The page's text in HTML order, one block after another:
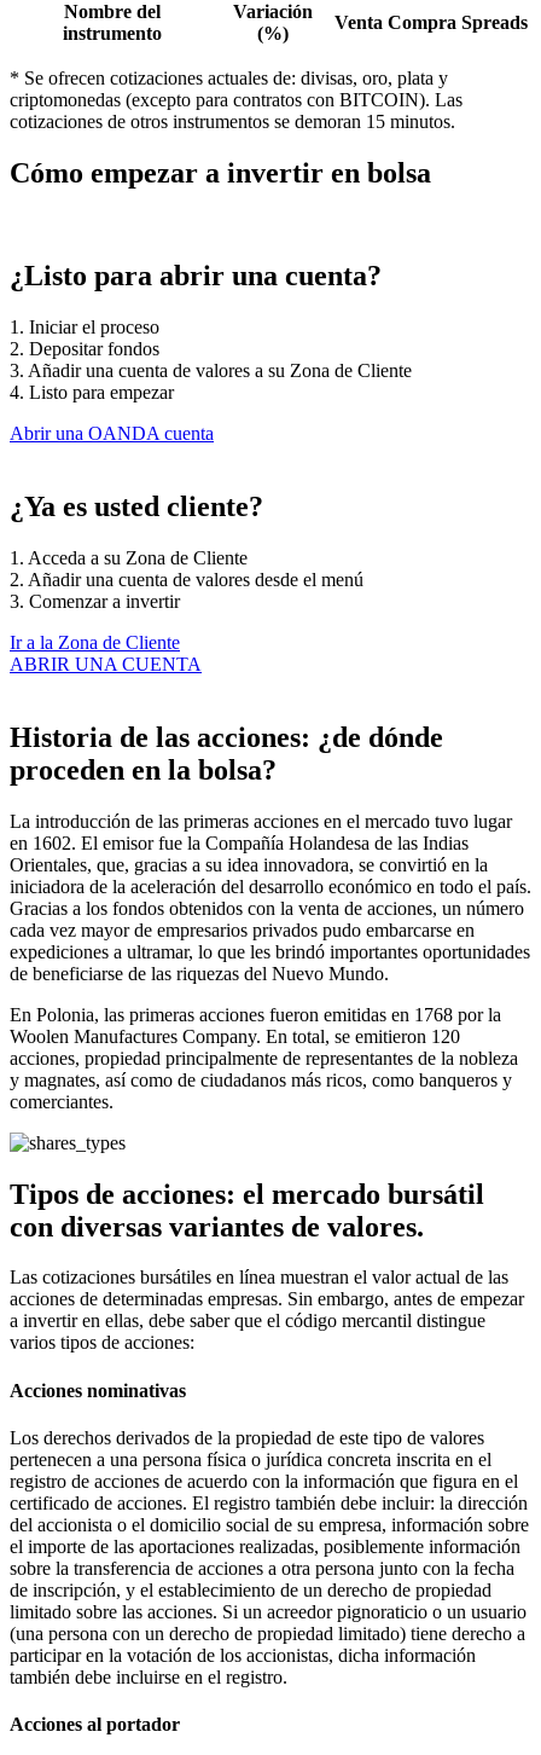
Nombre del
instrumento
Variación
(%)
Venta Compra Spreads
* Se ofrecen cotizaciones actuales de: divisas, oro, plata y
criptomonedas (excepto para contratos con BITCOIN). Las
cotizaciones de otros instrumentos se demoran 15 minutos.
Cómo empezar a invertir en bolsa
¿Listo para abrir una cuenta?
1. Iniciar el proceso
2. Depositar fondos
3. Añadir una cuenta de valores a su Zona de Cliente
4. Listo para empezar
Abrir una OANDA cuenta
¿Ya es usted cliente?
1. Acceda a su Zona de Cliente
2. Añadir una cuenta de valores desde el menú
3. Comenzar a invertir
Ir a la Zona de Cliente
ABRIR UNA CUENTA
Historia de las acciones: ¿de dónde
proceden en la bolsa?
La introducción de las primeras acciones en el mercado tuvo lugar
en 1602. El emisor fue la Compañía Holandesa de las Indias
Orientales, que, gracias a su idea innovadora, se convirtió en la
iniciadora de la aceleración del desarrollo económico en todo el país.
Gracias a los fondos obtenidos con la venta de acciones, un número
cada vez mayor de empresarios privados pudo embarcarse en
expediciones a ultramar, lo que les brindó importantes oportunidades
de beneficiarse de las riquezas del Nuevo Mundo.
En Polonia, las primeras acciones fueron emitidas en 1768 por la
Woolen Manufactures Company. En total, se emitieron 120
acciones, propiedad principalmente de representantes de la nobleza
y magnates, así como de ciudadanos más ricos, como banqueros y
comerciantes.
Tipos de acciones: el mercado bursátil
con diversas variantes de valores.
Las cotizaciones bursátiles en línea muestran el valor actual de las
acciones de determinadas empresas. Sin embargo, antes de empezar
a invertir en ellas, debe saber que el código mercantil distingue
varios tipos de acciones:
Acciones nominativas
Los derechos derivados de la propiedad de este tipo de valores
pertenecen a una persona física o jurídica concreta inscrita en el
registro de acciones de acuerdo con la información que figura en el
certificado de acciones. El registro también debe incluir: la dirección
del accionista o el domicilio social de su empresa, información sobre
el importe de las aportaciones realizadas, posiblemente información
sobre la transferencia de acciones a otra persona junto con la fecha
de inscripción, y el establecimiento de un derecho de propiedad
limitado sobre las acciones. Si un acreedor pignoraticio o un usuario
(una persona con un derecho de propiedad limitado) tiene derecho a
participar en la votación de los accionistas, dicha información
también debe incluirse en el registro.
Acciones al portador